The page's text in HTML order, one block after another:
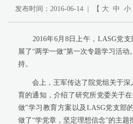
发布时间：2016-06-14 | 【 大 中 小
2016年6月 8日上午， LASG党支
展了“两学一做”第一次专题学习活
持。
会上，王军传达了院党组关于深
育的通知，介绍了研究所党委关于
做”学习教育方案以及 LASG党支部
做了“学党章，坚定理想信念”的主题